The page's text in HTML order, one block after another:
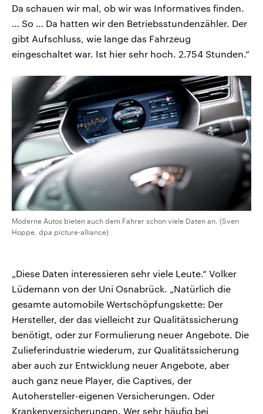
Da schauen wir mal, ob wir was Informatives finden.
… So … Da hatten wir den Betriebsstundenzähler. Der
gibt Aufschluss, wie lange das Fahrzeug
eingeschaltet war. Ist hier sehr hoch. 2.754 Stunden.“
Moderne Autos bieten auch dem Fahrer schon viele Daten an. (Sven
Hoppe, dpa picture-alliance)
„Diese Daten interessieren sehr viele Leute.“ Volker
Lüdemann von der Uni Osnabrück. „Natürlich die
gesamte automobile Wertschöpfungskette: Der
Hersteller, der das vielleicht zur Qualitätssicherung
benötigt, oder zur Formulierung neuer Angebote. Die
Zulieferindustrie wiederum, zur Qualitätssicherung
aber auch zur Entwicklung neuer Angebote, aber
auch ganz neue Player, die Captives, der
Autohersteller-eigenen Versicherungen. Oder
Krankenversicherungen. Wer sehr häufig bei